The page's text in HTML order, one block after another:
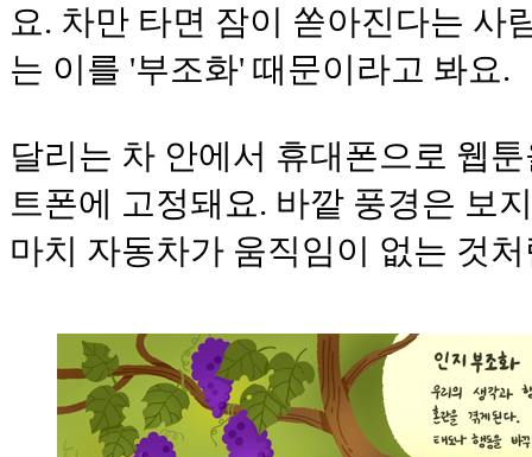
요. 차만 타면 잠이 쏟아진다는 사
는 이를 '부조화' 때문이라고 봐요.
달리는 차 안에서 휴대폰으로 웹
트폰에 고정돼요. 바깥 풍경은 보
마치 자동차가 움직임이 없는 것